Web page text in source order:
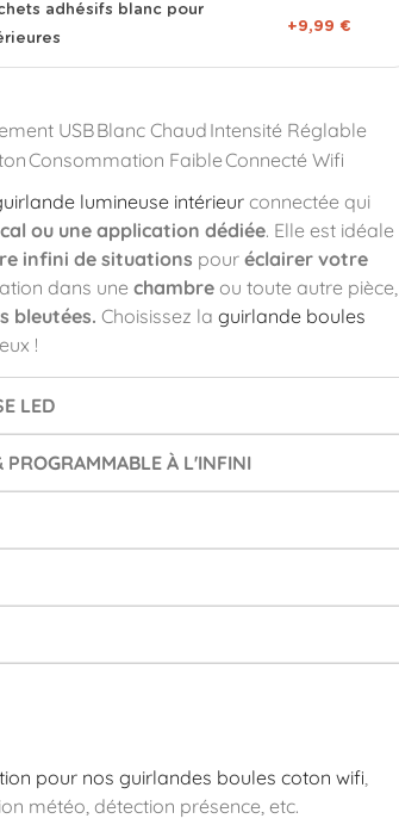
adhésifs blanc pour
+9,99 €
USBBlanc Chaud Intensité Réglable
Consommation FaibleConnecté Wifi
lumineuse intérieurconnectée qui
ou une application dédiée. Elle est idéale
infini de situations pour éclairer votre
dans une chambreou toute autre pièce,
bleutées. Choisissez la guirlande boules
!
LED
PROGRAMMABLE À L'INFINI
pour nos guirlandes boules coton wifi,
météo, détection présence, etc.